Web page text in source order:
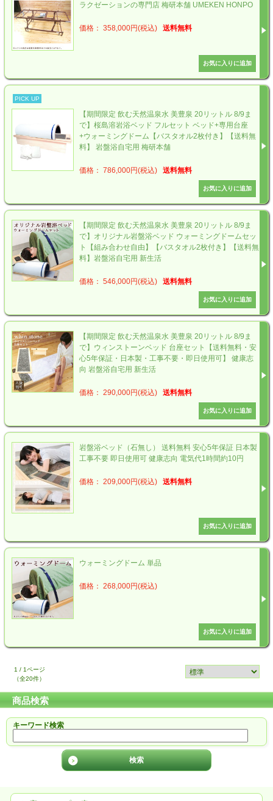
ラクゼーションの専門店 梅研本舗 UMEKEN HONPO
価格： 358,000円(税込) 送料無料
PICK UP
【期間限定 飲む天然温泉水 美豊泉 20リットル 8/9ま
で】桜島溶岩浴ベッド フルセット ベッド+専用台座
+ウォーミングドーム【バスタオル2枚付き】【送料無
料】 岩盤浴自宅用 梅研本舗
価格： 786,000円(税込) 送料無料
【期間限定 飲む天然温泉水 美豊泉 20リットル 8/9ま
で】オリジナル岩盤浴ベッド ウォーミングドームセッ
ト【組み合わせ自由】【バスタオル2枚付き】【送料無
料】岩盤浴自宅用 新生活
価格： 546,000円(税込) 送料無料
【期間限定 飲む天然温泉水 美豊泉 20リットル 8/9ま
で】ウィンストーンベッド 台座セット【送料無料・安
心5年保証・日本製・工事不要・即日使用可】 健康志
向 岩盤浴自宅用 新生活
価格： 290,000円(税込) 送料無料
岩盤浴ベッド（石無し） 送料無料 安心5年保証 日本製
工事不要 即日使用可 健康志向 電気代1時間約10円
価格： 209,000円(税込) 送料無料
ウォーミングドーム 単品
価格： 268,000円(税込)
1 / 1ページ
（全20件）
商品検索
キーワード検索